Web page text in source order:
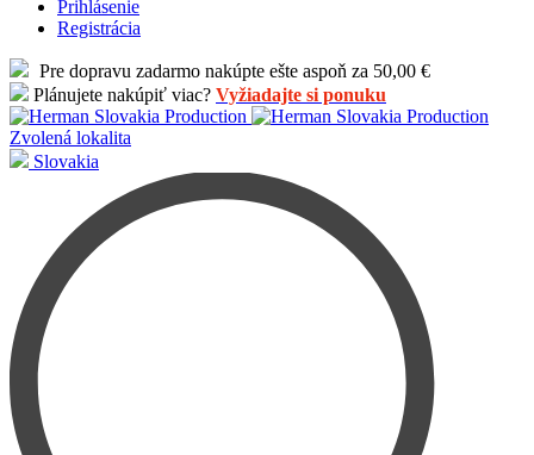
Prihlásenie
Registrácia
Pre dopravu zadarmo nakúpte ešte aspoň za 50,00 €
Plánujete nakúpiť viac? Vyžiadajte si ponuku
Zvolená lokalita
Slovakia